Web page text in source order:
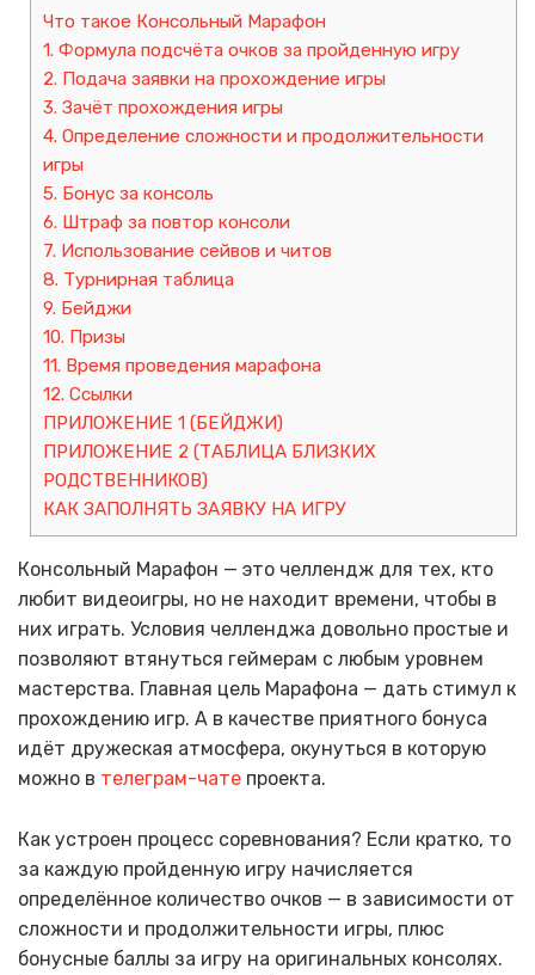
Что такое Консольный Марафон
1. Формула подсчёта очков за пройденную игру
2. Подача заявки на прохождение игры
3. Зачёт прохождения игры
4. Определение сложности и продолжительности
игры
5. Бонус за консоль
6. Штраф за повтор консоли
7. Использование сейвов и читов
8. Турнирная таблица
9. Бейджи
10. Призы
11. Время проведения марафона
12. Ссылки
ПРИЛОЖЕНИЕ 1 (БЕЙДЖИ)
ПРИЛОЖЕНИЕ 2 (ТАБЛИЦА БЛИЗКИХ
РОДСТВЕННИКОВ)
КАК ЗАПОЛНЯТЬ ЗАЯВКУ НА ИГРУ
Консольный Марафон — это челлендж для тех, кто
любит видеоигры, но не находит времени, чтобы в
них играть. Условия челленджа довольно простые и
позволяют втянуться геймерам с любым уровнем
мастерства. Главная цель Марафона — дать стимул к
прохождению игр. А в качестве приятного бонуса
идёт дружеская атмосфера, окунуться в которую
можно в телеграм-чате проекта.
Как устроен процесс соревнования? Если кратко, то
за каждую пройденную игру начисляется
определённое количество очков — в зависимости от
сложности и продолжительности игры, плюс
бонусные баллы за игру на оригинальных консолях.